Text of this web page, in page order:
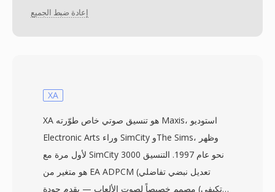
إعادة ضبط الجميع
XA
XA هو تنسيق صوتي خاص طوّرته Maxis، استوديو
Electronic Arts وراء SimCity وThe Sims، وظهر
لأول مرة مع SimCity 3000 نحو عام 1997. التنسيق
هو متغير من EA ADPCM (تعديل نبضي تفاضلي
تكيفي) مصمم خصيصاً لصوت الألعاب — يقدم جودة